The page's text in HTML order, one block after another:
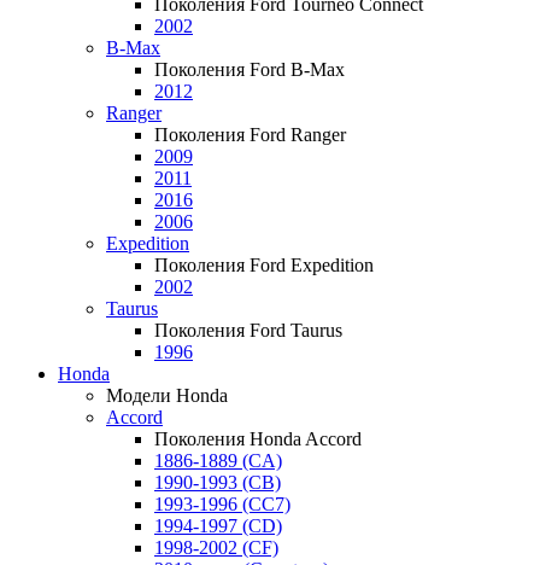
Поколения Ford Tourneo Connect
2002
B-Max
Поколения Ford B-Max
2012
Ranger
Поколения Ford Ranger
2009
2011
2016
2006
Expedition
Поколения Ford Expedition
2002
Taurus
Поколения Ford Taurus
1996
Honda
Модели Honda
Accord
Поколения Honda Accord
1886-1889 (CA)
1990-1993 (CB)
1993-1996 (CC7)
1994-1997 (CD)
1998-2002 (CF)